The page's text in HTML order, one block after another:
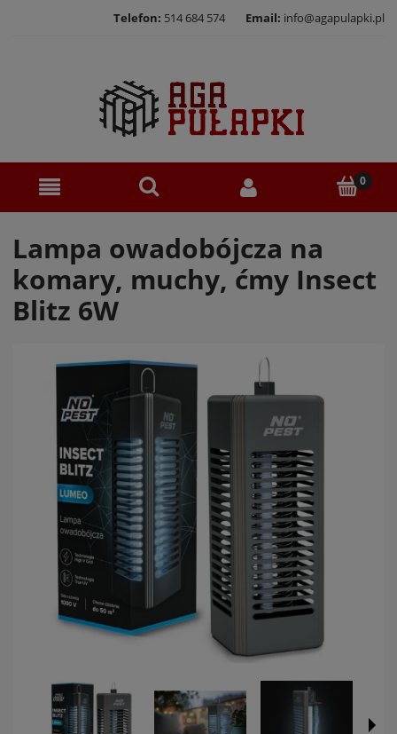
Telefon: 514 684 574 Email: info@agapulapki.pl
Lampa owadobójcza na
komary, muchy, ćmy Insect
Blitz 6W